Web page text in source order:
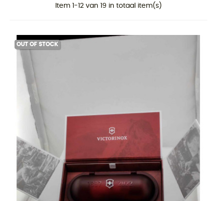
Item 1-12 van 19 in totaal item(s)
OUT OF STOCK